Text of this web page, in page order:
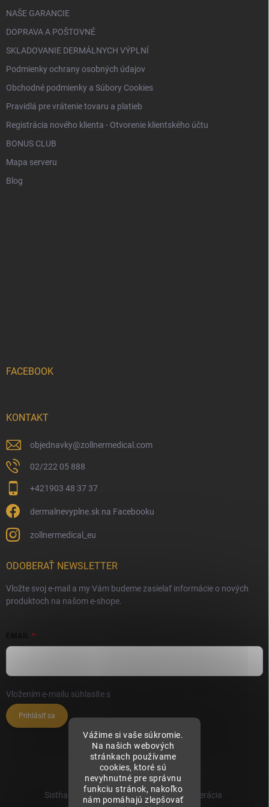
Vážime si vaše súkromie.
Na našich webových
stránkach používame
cookies, ktoré sú
nevyhnutné pre správnu
funkciu stránok, nakoľko
nám pomáhajú zlepšovať
NAŠE GARANCIE
DOPRAVA A POŠTOVNÉ
SKLADOVANIE DERMÁLNYCH VÝPLNÍ
Podmienky ochrany osobných údajov
Obchodné podmienky a Súbory Cookies
Pravidlá pre vrátenie tovaru a platieb
Registrácia nového klienta - Otvorenie klientského účtu
BONUS CLUB
Mapa serveru
Blog
FACEBOOK
KONTAKT
objednavky@zollnermedical.com
02/222 05 888
+421903 48 37 37
dermalnevyplne.sk na Facebooku
zollnermedical_eu
ODOBERAŤ NEWSLETTER
Vložte svoj e-mail a my Vám budeme zasielať informácie o nových
produktoch na našom e-shope.
Vložením e-mailu súhlasíte s
Prihlásiť sa
Sisthaema.sk - Skutočná Dermálna Regenerácia